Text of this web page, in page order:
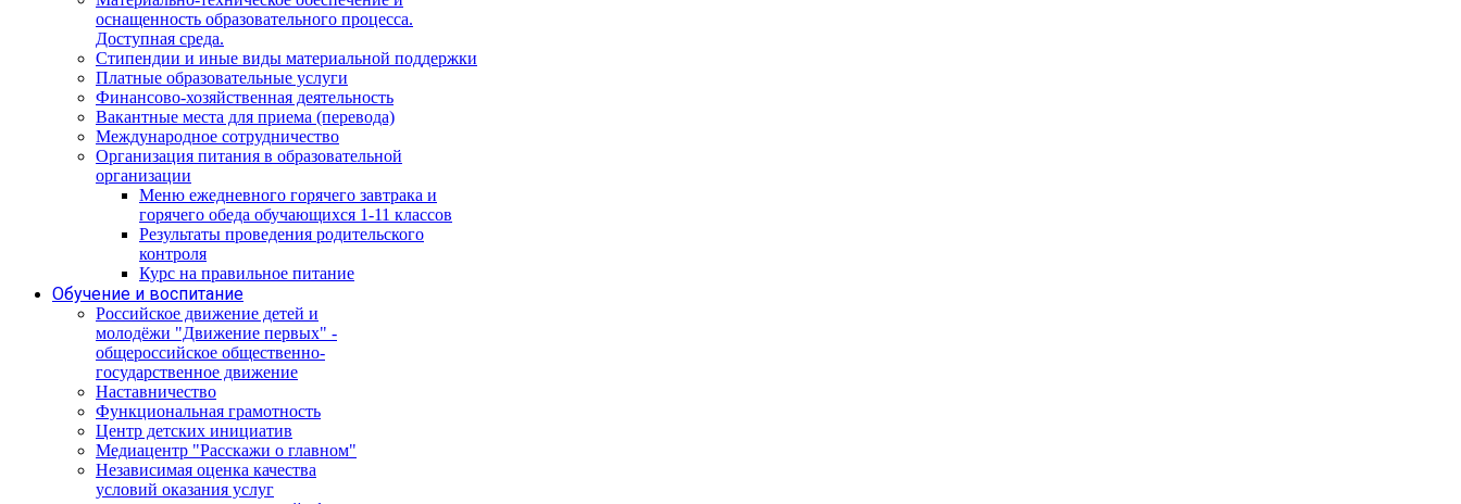
оснащенность образовательного процесса.
Доступная среда.
Стипендии и иные виды материальной поддержки
Платные образовательные услуги
Финансово-хозяйственная деятельность
Вакантные места для приема (перевода)
Международное сотрудничество
Организация питания в образовательной
организации
Меню ежедневного горячего завтрака и
горячего обеда обучающихся 1-11 классов
Результаты проведения родительского
контроля
Курс на правильное питание
Обучение и воспитание
Российское движение детей и
молодёжи "Движение первых" -
общероссийское общественно-
государственное движение
Наставничество
Функциональная грамотность
Центр детских инициатив
Медиацентр "Расскажи о главном"
Независимая оценка качества
условий оказания услуг